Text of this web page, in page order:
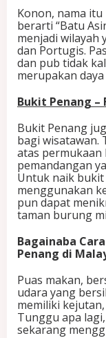
Konon, nama
berarti “Batu
menjadi wilayah
dan Portugis.
dan pub tidak
merupakan
Bukit Penang –
Bukit Penang
bagi wisatawan.
atas permukaan
pemandangan
Untuk naik
menggunakan
pun dapat
taman burung
Bagainaba
Penang di
Puas makan,
udara yang
memiliki
Tunggu apa
sekarang